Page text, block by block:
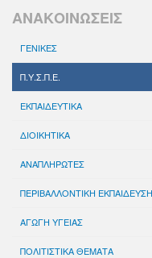
ΑΝΑΚΟΙΝΩΣΕΙΣ
ΓΕΝΙΚΕΣ
Π.Υ.Σ.Π.Ε.
ΕΚΠΑΙΔΕΥΤΙΚΑ
ΔΙΟΙΚΗΤΙΚΑ
ΑΝΑΠΛΗΡΩΤΕΣ
ΠΕΡΙΒΑΛΛΟΝΤΙΚΗ ΕΚΠΑΙΔΕΥΣΗ
ΑΓΩΓΗ ΥΓΕΙΑΣ
ΠΟΛΙΤΙΣΤΙΚΑ ΘΕΜΑΤΑ